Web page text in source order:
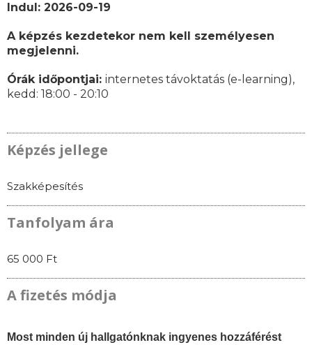
Indul: 2026-09-19
A képzés kezdetekor nem kell személyesen
megjelenni.
Órák időpontjai: internetes távoktatás (e-learning),
kedd: 18:00 - 20:10
Képzés jellege
Szakképesítés
Tanfolyam ára
65 000 Ft
A fizetés módja
Most minden új hallgatónknak ingyenes hozzáférést